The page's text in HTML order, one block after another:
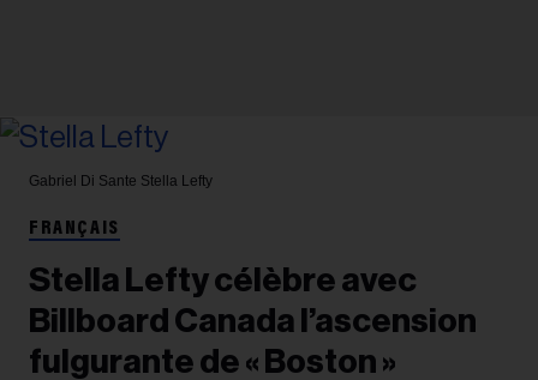
Gabriel Di Sante Stella Lefty
FRANÇAIS
Stella Lefty célèbre avec
Billboard Canada l’ascension
fulgurante de « Boston »